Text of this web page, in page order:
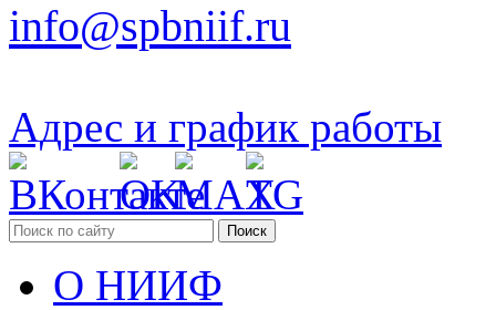
info@spbniif.ru
Адрес и график работы
Поиск
О НИИФ